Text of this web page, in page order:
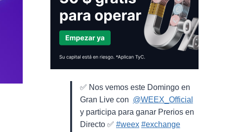
✅ Nos vemos este Domingo en
Gran Live con ⁨ @WEEX_Official
y participa para ganar Prerios en
Directo ✅ #weex #exchange